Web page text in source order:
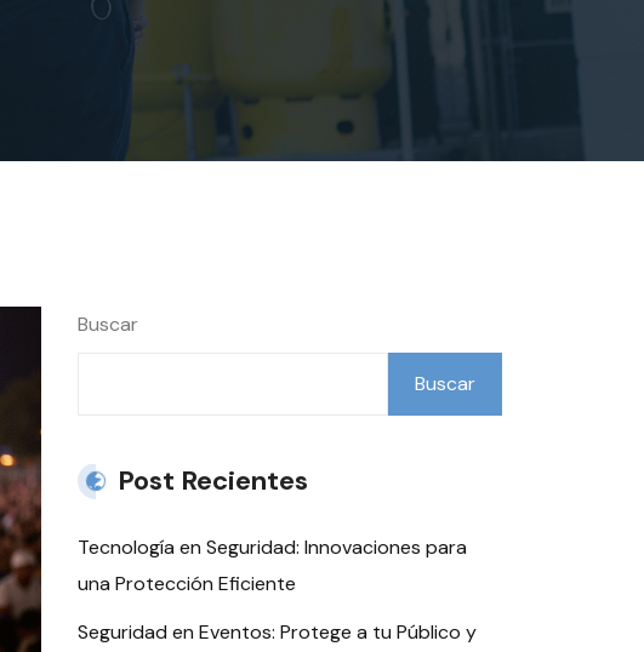
Buscar
Buscar
Post Recientes
Tecnología en Seguridad: Innovaciones para
una Protección Eficiente
Seguridad en Eventos: Protege a tu Público y